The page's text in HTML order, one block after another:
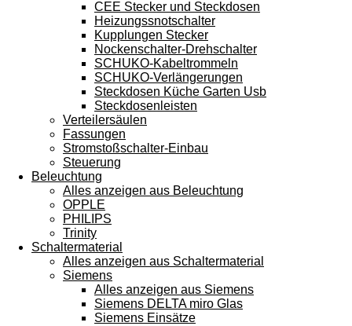
CEE Stecker und Steckdosen
Heizungssnotschalter
Kupplungen Stecker
Nockenschalter-Drehschalter
SCHUKO-Kabeltrommeln
SCHUKO-Verlängerungen
Steckdosen Küche Garten Usb
Steckdosenleisten
Verteilersäulen
Fassungen
Stromstoßschalter-Einbau
Steuerung
Beleuchtung
Alles anzeigen aus Beleuchtung
OPPLE
PHILIPS
Trinity
Schaltermaterial
Alles anzeigen aus Schaltermaterial
Siemens
Alles anzeigen aus Siemens
Siemens DELTA miro Glas
Siemens Einsätze